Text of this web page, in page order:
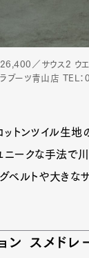
／サウス2 ウ
ラブーツ青山店 TEL
トンツイル生地
ークな手法で川
ベルトや大きな
ン スメドレ